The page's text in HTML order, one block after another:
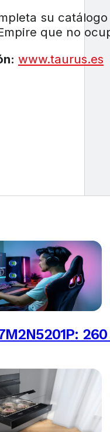
su
que no
www.taurus.es